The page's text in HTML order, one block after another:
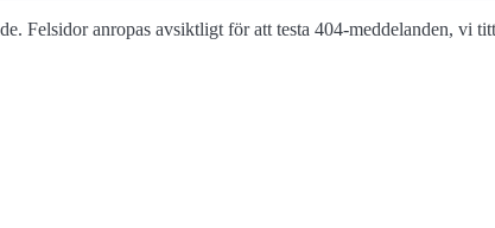
Felsidor anropas avsiktligt för att testa 404-meddelanden, vi